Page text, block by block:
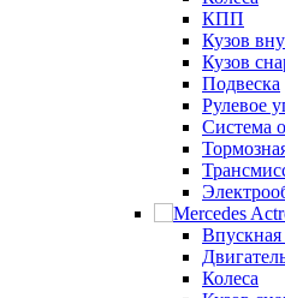
КПП
Кузов
Кузов
Подвеска
Рулевое
Система
Впускная
Колеса